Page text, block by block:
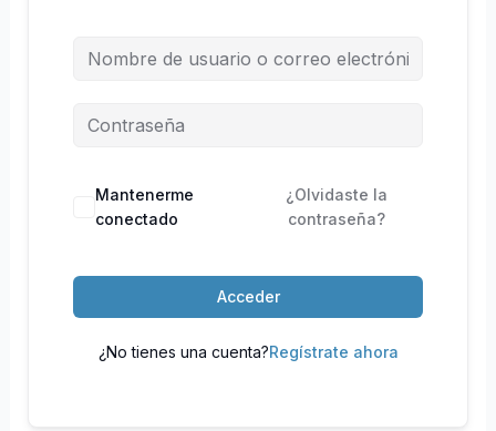
Mantenerme
conectado
¿Olvidaste la
contraseña?
Acceder
¿No tienes una cuenta?Regístrate ahora